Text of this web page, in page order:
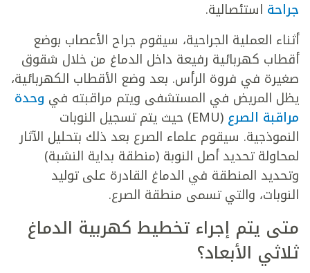
جراحة استئصالية.
أثناء العملية الجراحية، سيقوم جراح الأعصاب بوضع
أقطاب كهربائية رفيعة داخل الدماغ من خلال شقوق
صغيرة في فروة الرأس. بعد وضع الأقطاب الكهربائية،
يظل المريض في المستشفى ويتم مراقبته في وحدة
مراقبة الصرع
(EMU) حيث يتم تسجيل النوبات
النموذجية. سيقوم علماء الصرع بعد ذلك بتحليل الآثار
لمحاولة تحديد أصل النوبة (منطقة بداية النشبة)
وتحديد المنطقة في الدماغ القادرة على توليد
النوبات، والتي تسمى منطقة الصرع.
متى يتم إجراء تخطيط كهربية الدماغ
ثلاثي الأبعاد؟